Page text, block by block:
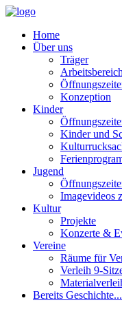
Home
Über uns
Träger
Konzeption
Kinder
Kinder und
Jugend
Imagevideos
Kultur
Projekte
Konzerte &
Vereine
Räume für
Verleih 9-
Bereits Geschichte...